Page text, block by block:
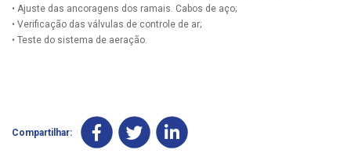
• Ajuste das ancoragens dos ramais. Cabos de aço;
• Verificação das válvulas de controle de ar;
• Teste do sistema de aeração.
Compartilhar: